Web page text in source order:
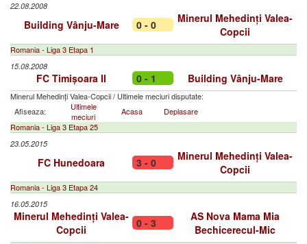
22.08.2008
Building Vânju-Mare 0 - 0
Minerul Mehedinți Valea-
Copcii
Romania - Liga 3 Etapa 1
15.08.2008
FC Timișoara II 0 - 1 Building Vânju-Mare
Minerul Mehedinți Valea-Copcii/ Ultimele meciuri disputate:
Afiseaza:
Ultimele
meciuri
Acasa
Deplasare
Romania - Liga 3 Etapa 25
23.05.2015
FC Hunedoara 3 - 0
Minerul Mehedinți Valea-
Copcii
Romania - Liga 3 Etapa 24
16.05.2015
Minerul Mehedinți Valea-
Copcii
0 - 3
AS Nova Mama Mia
Bechicerecul-Mic